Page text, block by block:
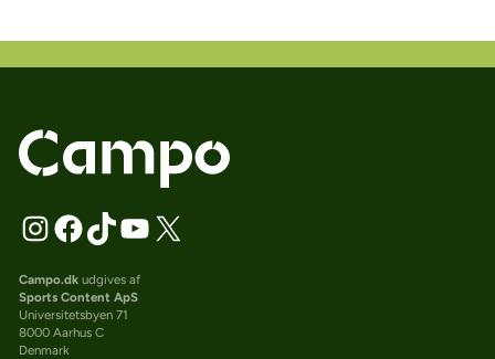
Campo.dkudgives af
Sports Content ApS
Universitetsbyen 71
8000 Aarhus C
Denmark